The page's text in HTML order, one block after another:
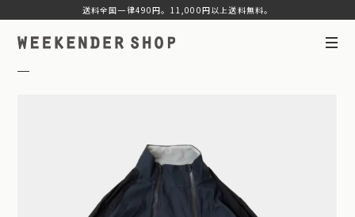
送料全国一律490円。11,000円以上送料無料。